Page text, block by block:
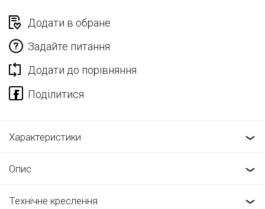
Додати в обране
Задайте питання
Додати до порівняння
Характеристики
Опис
Технічне креслення